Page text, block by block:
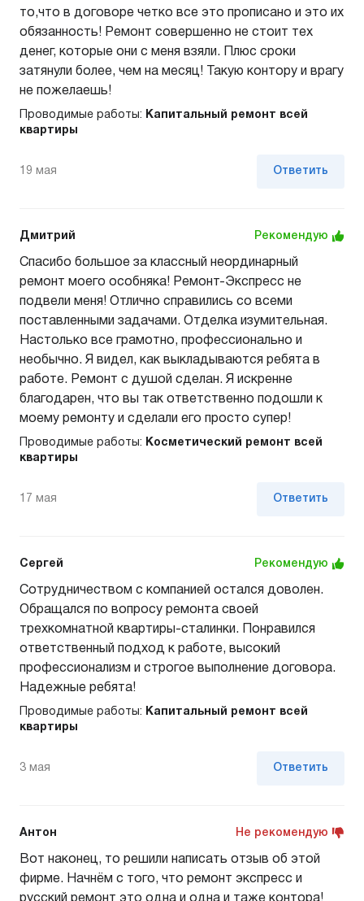
то,что в договоре четко все это прописано и это их
обязанность! Ремонт совершенно не стоит тех
денег, которые они с меня взяли. Плюс сроки
затянули более, чем на месяц! Такую контору и врагу
не пожелаешь!
Проводимые работы:
Капитальный ремонт всей
квартиры
19 мая Ответить
Дмитрий Рекомендую
Спасибо большое за классный неординарный
ремонт моего особняка! Ремонт-Экспресс не
подвели меня! Отлично справились со всеми
поставленными задачами. Отделка изумительная.
Настолько все грамотно, профессионально и
необычно. Я видел, как выкладываются ребята в
работе. Ремонт с душой сделан. Я искренне
благодарен, что вы так ответственно подошли к
моему ремонту и сделали его просто супер!
Проводимые работы:
Косметический ремонт всей
квартиры
17 мая Ответить
Сергей Рекомендую
Сотрудничеством с компанией остался доволен.
Обращался по вопросу ремонта своей
трехкомнатной квартиры-сталинки. Понравился
ответственный подход к работе, высокий
профессионализм и строгое выполнение договора.
Надежные ребята!
Проводимые работы:
Капитальный ремонт всей
квартиры
3 мая Ответить
Антон Не рекомендую
Вот наконец, то решили написать отзыв об этой
фирме. Начнём с того, что ремонт экспресс и
русский ремонт это одна и одна и таже контора!